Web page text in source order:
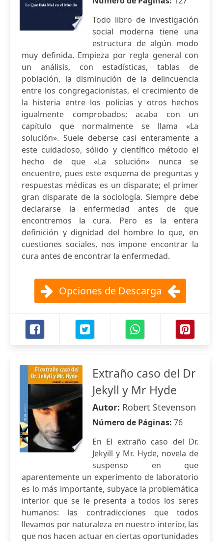
Todo libro de investigación
social moderna tiene una
estructura de algún modo
muy definida. Empieza por regla general con
un análisis, con estadísticas, tablas de
población, la disminución de la delincuencia
entre los congregacionistas, el crecimiento de
la histeria entre los policías y otros hechos
igualmente comprobados; acaba con un
capítulo que normalmente se llama «La
solución». Suele deberse casi enteramente a
este cuidadoso, sólido y científico método el
hecho de que «La solución» nunca se
encuentre, pues este esquema de preguntas y
respuestas médicas es un disparate; el primer
gran disparate de la sociología. Siempre debe
declararse la enfermedad antes de que
encontremos la cura. Pero es la entera
definición y dignidad del hombre lo que, en
cuestiones sociales, nos impone encontrar la
cura antes de encontrar la enfermedad.
Opciones de Descarga
Extraño caso del Dr
Jekyll y Mr Hyde
Autor: Robert Stevenson
Número de Páginas: 76
En El extraño caso del Dr.
Jekyill y Mr. Hyde, novela de
suspenso en que
aparentemente un experimento de laboratorio
es lo más importante, subyace la problemática
interior que se le presenta a todos los seres
humanos: las contradicciones que todos
llevamos por naturaleza en nuestro interior, las
que nos hacen actuar en ciertas oportunidades